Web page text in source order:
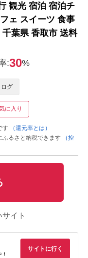
観光 宿泊 宿泊チ
ェ スイーツ 食事
葉県 香取市 送料
:30%
グ
に入り
す
（還元率とは）
るさと納税できます
（控
イト
サイトに行く